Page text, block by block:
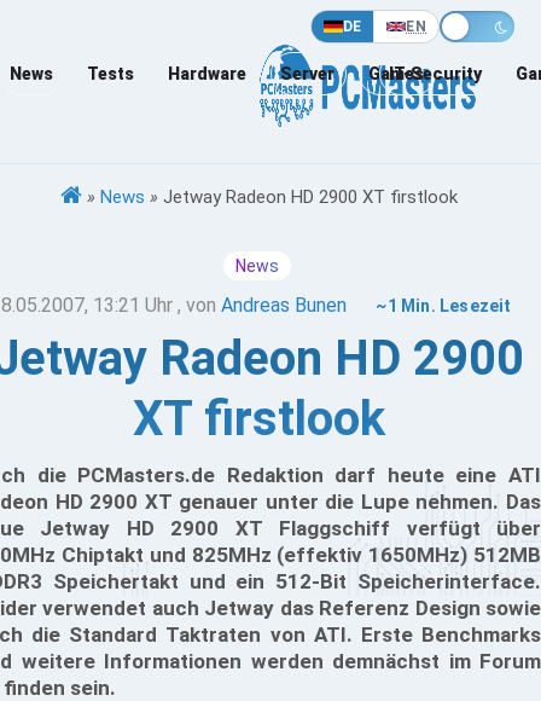
DE EN
News Tests Hardware Server Games
IT-Security
» News » Jetway Radeon HD 2900 XT firstlook
News
13:21 Uhr , vonAndreas Bunen ~1 Min. Lesezeit
Radeon HD 2900
XT firstlook
die PCMasters.de Redaktion darf heute eine ATI
HD 2900 XT genauer unter die Lupe nehmen. Das
Jetway HD 2900 XT Flaggschiff verfügt über
Chiptakt und 825MHz (effektiv 1650MHz) 512MB
Speichertakt und ein 512-Bit Speicherinterface.
verwendet auch Jetway das Referenz Design sowie
die Standard Taktraten von ATI. Erste Benchmarks
weitere Informationen werden demnächst im Forum
finden sein.